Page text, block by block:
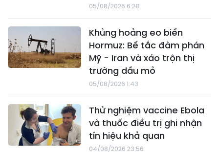
05/08/2026 6:28
Khủng hoảng eo biển
Hormuz: Bế tắc đàm phán
Mỹ - Iran và xáo trộn thị
trường dầu mỏ
05/08/2026 1:43
Thử nghiệm vaccine Ebola
và thuốc điều trị ghi nhận
tín hiệu khả quan
04/08/2026 23:56